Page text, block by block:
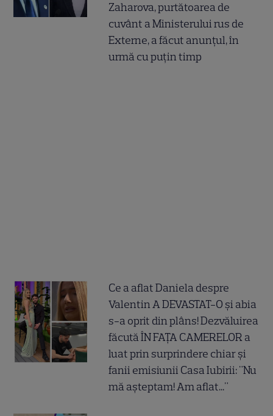
Zaharova, purtătoarea de
cuvânt a Ministerului rus de
Externe, a făcut anunțul, în
urmă cu puțin timp
Ce a aflat Daniela despre
Valentin A DEVASTAT-O și abia
s-a oprit din plâns! Dezvăluirea
făcută ÎN FAȚA CAMERELOR a
luat prin surprindere chiar și
fanii emisiunii Casa Iubirii: "Nu
mă așteptam! Am aflat..."